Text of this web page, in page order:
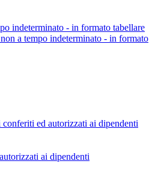
indeterminato - in formato tabellare
a tempo indeterminato - in formato
ed autorizzati ai dipendenti
ai dipendenti